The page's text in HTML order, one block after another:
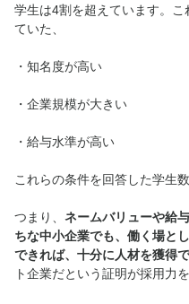
学生は4割を超えています。
ていた、
・知名度が高い
・企業規模が大きい
・給与水準が高い
これらの条件を回答した学生
つまり、 ネームバリューや給
ちな中小企業でも、働く場と
できれば、十分に人材を獲得
ト企業だという証明が採用力